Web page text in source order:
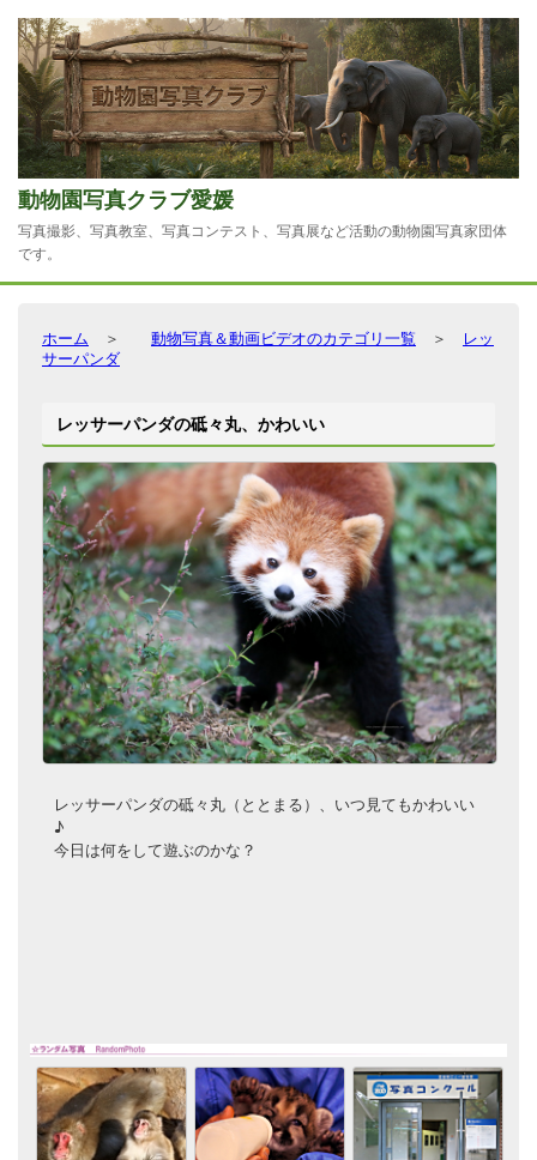
動物園写真クラブ愛媛
写真撮影、写真教室、写真コンテスト、写真展など活動の動物園写真家団体
です。
ホーム ＞ 動物写真＆動画ビデオのカテゴリ一覧 ＞
レッ
サーパンダ
レッサーパンダの砥々丸、かわいい
レッサーパンダの砥々丸（ととまる）、いつ見てもかわいい
♪
今日は何をして遊ぶのかな？